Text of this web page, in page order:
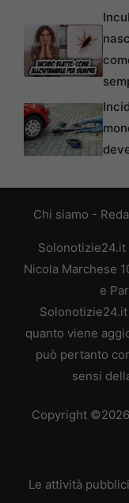
Chi siamo -
Solonotizie24.it
Nicola Marchese
e
quanto viene
può pertanto
sensi
Copyright
Le attività